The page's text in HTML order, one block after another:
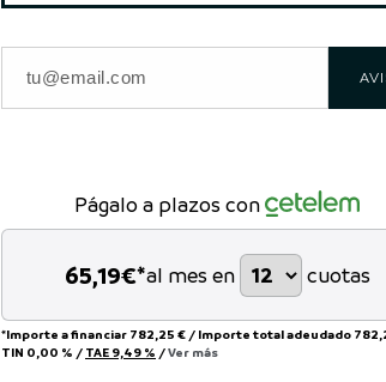
Págalo a plazos con
65,19€*al mes en cuotas
*Importe a financiar 782,25 € / Importe total adeudado
TIN 0,00 % / TAE 9,49 % /Ver más